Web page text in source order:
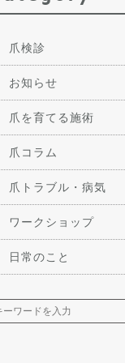
爪検診
お知らせ
爪を育てる施術
爪コラム
爪トラブル・病気
ワークショップ
日常のこと